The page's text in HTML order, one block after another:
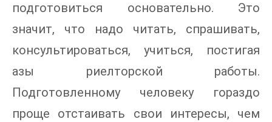
подготовиться основательно. Это
значит, что надо читать, спрашивать,
консультироваться, учиться, постигая
азы риелторской работы.
Подготовленному человеку гораздо
проще отстаивать свои интересы, чем